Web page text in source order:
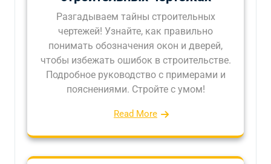
Разгадываем тайны строительных
чертежей! Узнайте, как правильно
понимать обозначения окон и дверей,
чтобы избежать ошибок в строительстве.
Подробное руководство с примерами и
пояснениями. Стройте с умом!
Read More